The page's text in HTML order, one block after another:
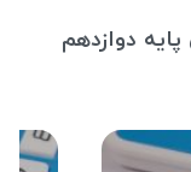
دوازدهم